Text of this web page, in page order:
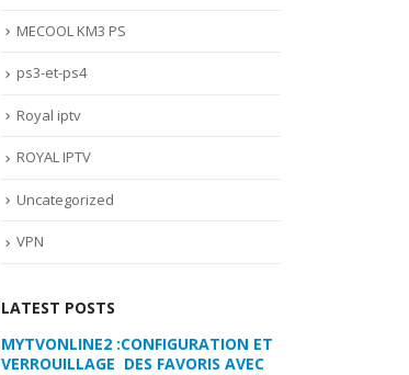
MECOOL KM3 PS
ps3-et-ps4
Royal iptv
ROYAL IPTV
Uncategorized
VPN
LATEST POSTS
MYTVONLINE2 :CONFIGURATION ET
VERROUILLAGE DES FAVORIS AVEC